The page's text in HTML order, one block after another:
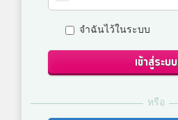
จำฉันไว้ในระบบ
เข้าสู่ระบบ
หรือ